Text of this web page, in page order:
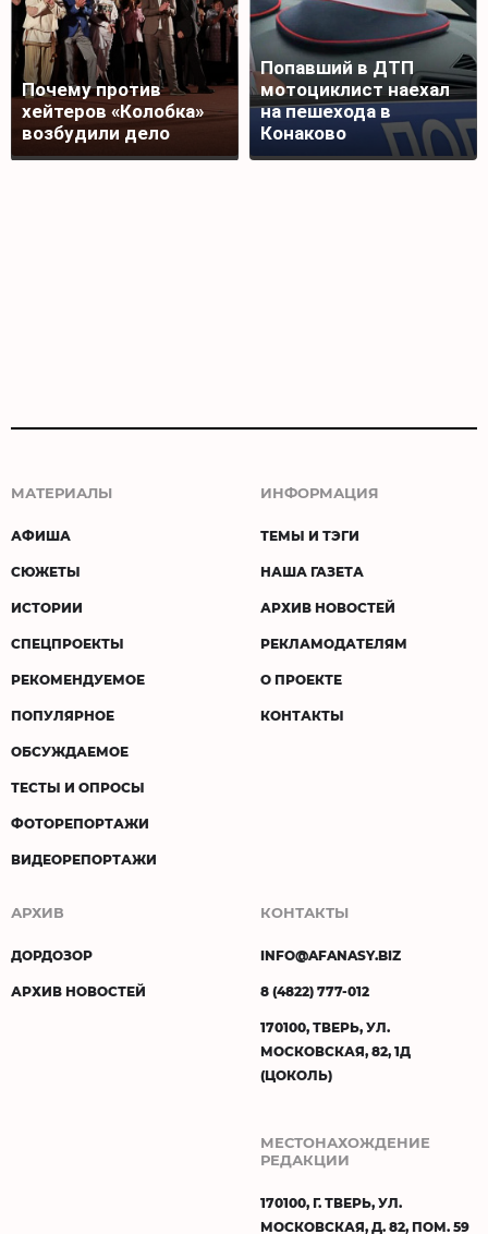
Почему против
хейтеров «Колобка»
возбудили дело
Попавший в ДТП
мотоциклист наехал
на пешехода в
Конаково
МАТЕРИАЛЫ
АФИША
СЮЖЕТЫ
ИСТОРИИ
СПЕЦПРОЕКТЫ
РЕКОМЕНДУЕМОЕ
ПОПУЛЯРНОЕ
ОБСУЖДАЕМОЕ
ТЕСТЫ И ОПРОСЫ
ФОТОРЕПОРТАЖИ
ВИДЕОРЕПОРТАЖИ
ИНФОРМАЦИЯ
ТЕМЫ И ТЭГИ
НАША ГАЗЕТА
АРХИВ НОВОСТЕЙ
РЕКЛАМОДАТЕЛЯМ
О ПРОЕКТЕ
КОНТАКТЫ
АРХИВ
ДОРДОЗОР
АРХИВ НОВОСТЕЙ
КОНТАКТЫ
INFO@AFANASY.BIZ
8 (4822) 777-012
170100, ТВЕРЬ, УЛ.
МОСКОВСКАЯ, 82, 1Д
(ЦОКОЛЬ)
МЕСТОНАХОЖДЕНИЕ
РЕДАКЦИИ
170100, Г. ТВЕРЬ, УЛ.
МОСКОВСКАЯ, Д. 82, ПОМ. 59